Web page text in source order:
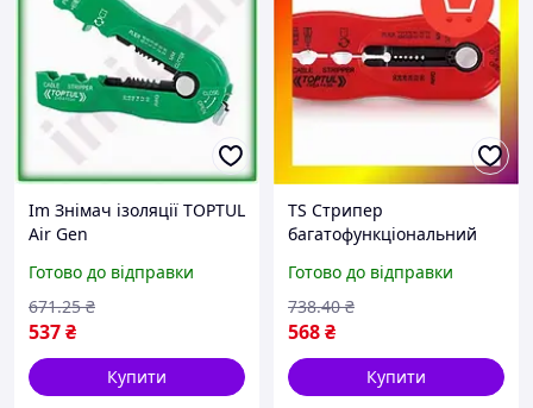
Im Знімач ізоляції TOPTUL
Air Gen
0,8-2,6 мм для зняття
ізоляції з проводів та ка
IMD22/G
Готово до відправки
537₴
671.25 ₴
Купити
TS Стрипер
багатофункціональний
мм DIDA1430 TRD-33/1
Готово до відправки
568₴
738.40 ₴
Купити